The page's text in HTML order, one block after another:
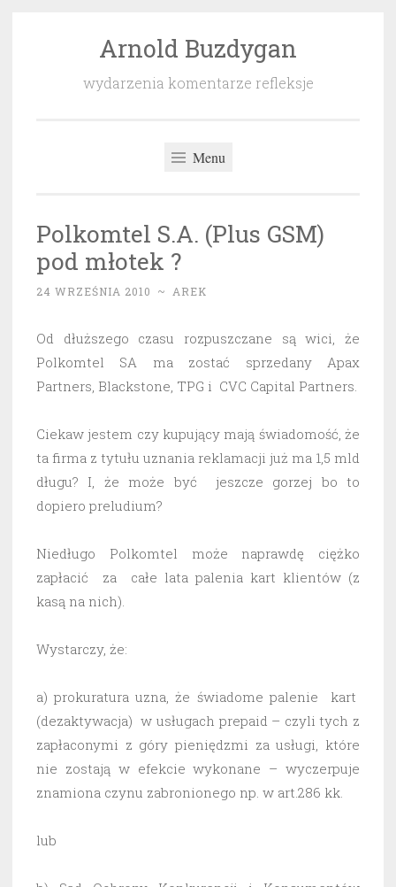
Arnold Buzdygan
wydarzenia komentarze refleksje
Menu
Polkomtel S.A. (Plus GSM)
pod młotek ?
24 WRZEŚNIA 2010 ~ AREK
Od dłuższego czasu rozpuszczane są wici, że
Polkomtel SA ma zostać sprzedany Apax
Partners, Blackstone, TPG i CVC Capital Partners.
Ciekaw jestem czy kupujący mają świadomość, że
ta firma z tytułu uznania reklamacji już ma 1,5 mld
długu? I, że może być jeszcze gorzej bo to
dopiero preludium?
Niedługo Polkomtel może naprawdę ciężko
zapłacić za całe lata palenia kart klientów (z
kasą na nich).
Wystarczy, że:
a) prokuratura uzna, że świadome palenie kart
(dezaktywacja) w usługach prepaid – czyli tych z
zapłaconymi z góry pieniędzmi za usługi, które
nie zostają w efekcie wykonane – wyczerpuje
znamiona czynu zabronionego np. w art.286 kk.
lub